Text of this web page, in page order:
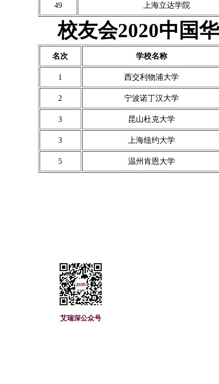
49 上海立达学院
校友会2020中国
名次 学校名称
1 西交利物浦大学
2 宁波诺丁汉大学
3 昆山杜克大学
3 上海纽约大学
5 温州肯恩大学
艾瑞深公众号